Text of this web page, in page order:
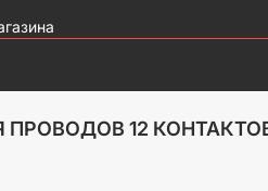
12 КОНТАКТОВ